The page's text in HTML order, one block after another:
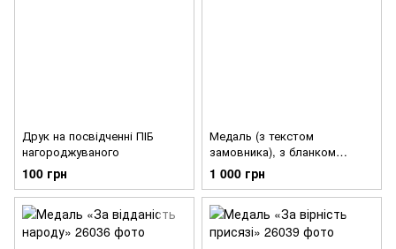
Друк на посвідченні ПІБ
нагороджуваного
100 грн
Медаль (з текстом
замовника), з бланком
посвідчення
1 000 грн